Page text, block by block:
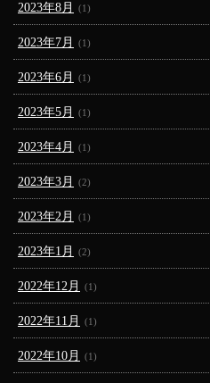
2023年8月 (1)
2023年7月 (1)
2023年6月 (1)
2023年5月 (1)
2023年4月 (1)
2023年3月 (2)
2023年2月 (1)
2023年1月 (2)
2022年12月 (1)
2022年11月 (1)
2022年10月 (1)